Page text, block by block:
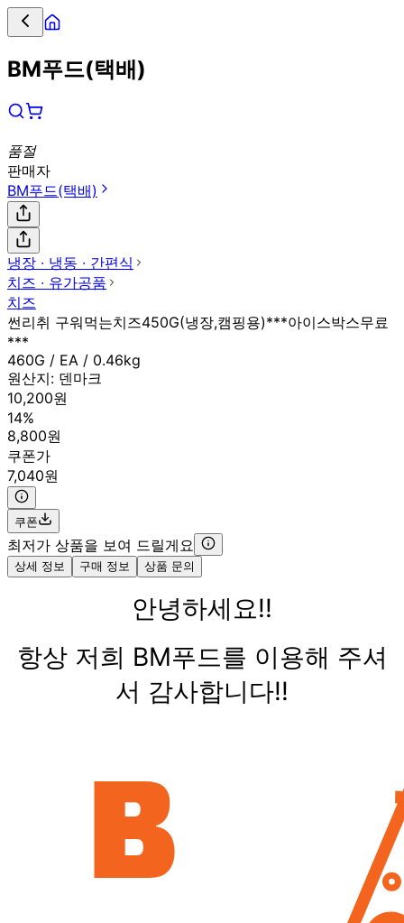
BM푸드(택배)
품절
판매자
BM푸드(택배)
냉장 ∙ 냉동 ∙ 간편식
치즈 ∙ 유가공품
치즈
썬리취 구워먹는치즈450G(냉장,캠핑용)***아이스박스무료
***
460G / EA / 0.46kg
원산지: 덴마크
10,200원
14%
8,800원
쿠폰가
7,040원
쿠폰
최저가 상품을 보여 드릴게요
상세 정보 구매 정보 상품 문의
안녕하세요!!
항상 저희 BM푸드를 이용해 주셔
서 감사합니다!!